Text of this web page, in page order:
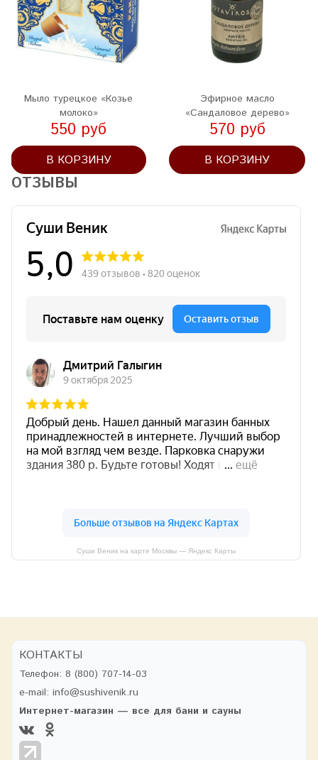
Мыло турецкое «Козье
молоко»
550 руб
В КОРЗИНУ
Эфирное масло
«Сандаловое дерево»
570 руб
В КОРЗИНУ
ОТЗЫВЫ
Суши Веник на карте Москвы — Яндекс Карты
КОНТАКТЫ
Телефон: 8 (800) 707-14-03
e-mail: info@sushivenik.ru
Интернет-магазин — все для бани и сауны